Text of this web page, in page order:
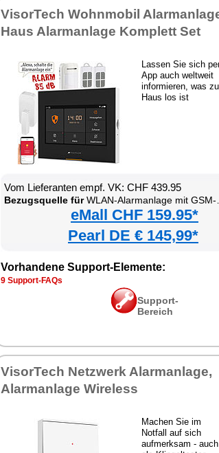
VisorTech Wohnmobil
Haus Alarmanlage Komplett Set
Lassen Sie sich
App auch weltweit
informieren, was zu
Haus los ist
Vom Lieferanten empf. VK: CHF 439.95
Bezugsquelle fürWLAN-Alarmanlage mit GSM-Handynetz-Anbindung
eMall CHF 159.95*
Pearl DE € 145,99*
Vorhandene Support-Elemente:
9 Support-FAQs
Support-
Bereich
VisorTech Netzwerk Alarmanlage,
Alarmanlage Wireless
Machen Sie im
Notfall auf sich
aufmerksam - auch